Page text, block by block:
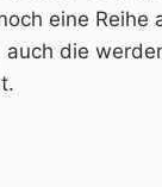
eine Reihe
auch die